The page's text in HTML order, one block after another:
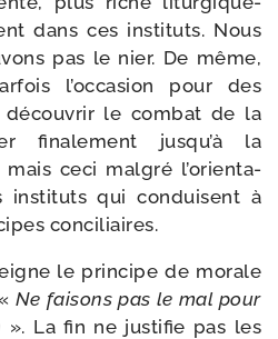
dans ces ins­ti­tuts. Nous
pas le nier. De même,
l’oc­ca­sion pour des
le com­bat de la
fina­le­ment jus­qu’à la
mais ceci mal­gré l’o­rien­ta­
ins­ti­tuts qui conduisent à
conciliaires.
le prin­cipe de morale
Ne fai­sons pas le mal pour
». La fin ne jus­ti­fie pas les